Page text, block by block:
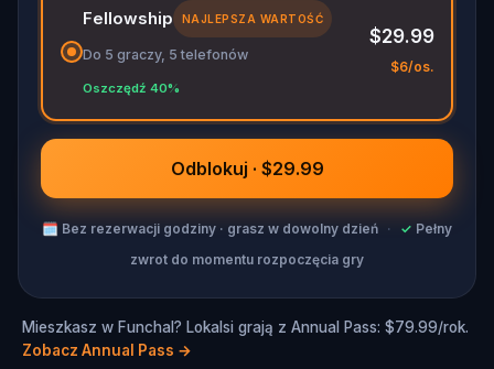
Fellowship NAJLEPSZA WARTOŚĆ
Do 5 graczy, 5 telefonów
Oszczędź 40%
$29.99
$6/os.
Odblokuj · $29.99
🗓 Bez rezerwacji godziny · grasz w dowolny dzień · ✓ Pełny
zwrot do momentu rozpoczęcia gry
Mieszkasz w Funchal? Lokalsi grają z Annual Pass: $79.99/rok.
Zobacz Annual Pass →